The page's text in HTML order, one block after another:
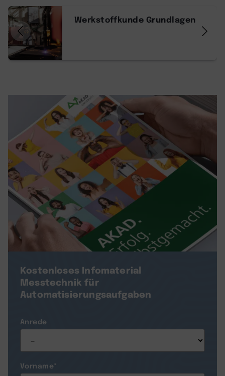
Werkstoffkunde Grundlagen
Kostenloses Infomaterial
Messtechnik für
Automatisierungsaufgaben
Anrede
Vorname*